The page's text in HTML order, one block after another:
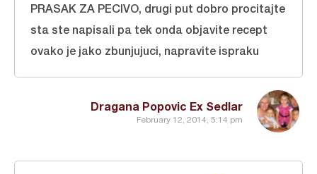
Dragana Popovic Ex Sedlar
February 12, 2014, 5:14 pm
PRASAK ZA PECIVO, drugi put dobro procitajte
sta ste napisali pa tek onda objavite recept
ovako je jako zbunjujuci, napravite ispraku